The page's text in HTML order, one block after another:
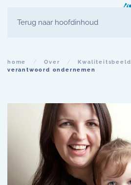
Terug naar hoofdinhoud
home Over Kwaliteitsbeeld
verantwoord ondernemen